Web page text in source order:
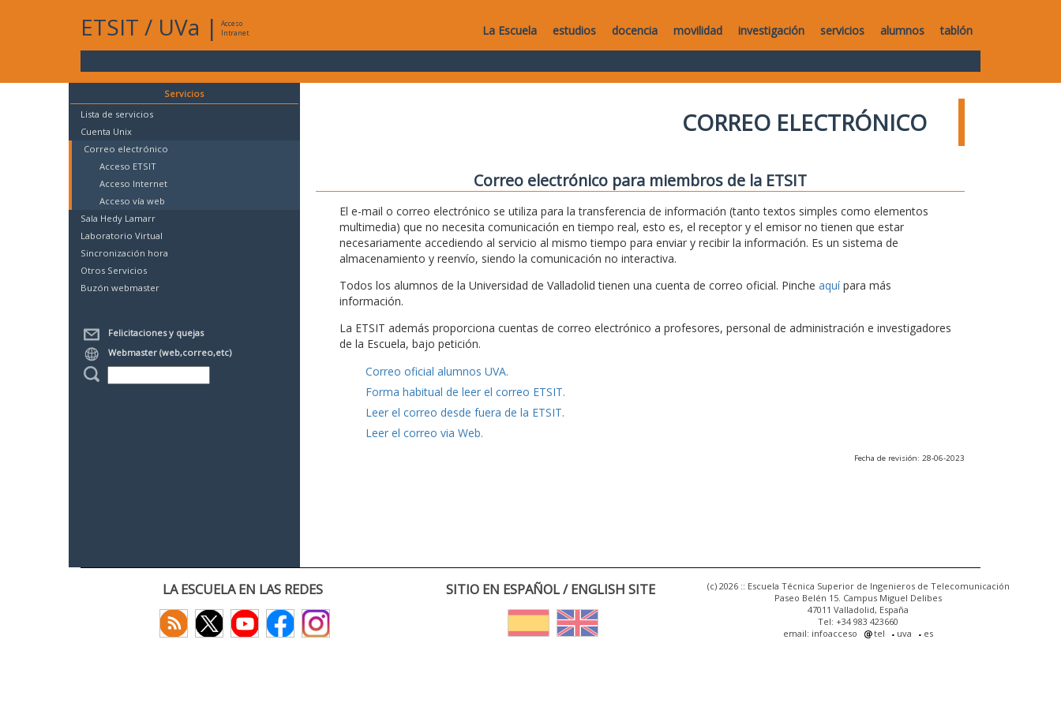
ETSIT / UVa |
Acceso
Intranet
La Escuela estudios docencia movilidad investigación servicios alumnos tablón
Servicios
Lista de servicios
Cuenta Unix
Correo electrónico
Acceso ETSIT
Acceso Internet
Acceso vía web
Sala Hedy Lamarr
Laboratorio Virtual
Sincronización hora
Otros Servicios
Buzón webmaster
Felicitaciones y quejas
Webmaster (web,correo,etc)
CORREO ELECTRÓNICO
Correo electrónico para miembros de la ETSIT
El e-mail o correo electrónico se utiliza para la transferencia de información (tanto textos simples como elementos
multimedia) que no necesita comunicación en tiempo real, esto es, el receptor y el emisor no tienen que estar
necesariamente accediendo al servicio al mismo tiempo para enviar y recibir la información. Es un sistema de
almacenamiento y reenvío, siendo la comunicación no interactiva.
Todos los alumnos de la Universidad de Valladolid tienen una cuenta de correo oficial. Pinche aquípara más
información.
La ETSIT además proporciona cuentas de correo electrónico a profesores, personal de administración e investigadores
de la Escuela, bajo petición.
Correo oficial alumnos UVA.
Forma habitual de leer el correo ETSIT.
Leer el correo desde fuera de la ETSIT.
Leer el correo via Web.
Fecha de revisión: 28-06-2023
LA ESCUELA EN LAS REDES SITIO EN ESPAÑOL / ENGLISH SITE
(c) 2026 :: Escuela Técnica Superior de Ingenieros de Telecomunicación
Paseo Belén 15. Campus Miguel Delibes
47011 Valladolid, España
Tel: +34 983 423660
email: infoacceso
tel uva es